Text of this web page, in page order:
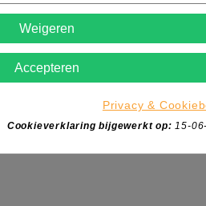
Zaltbommel
20 3053 JV Rotterdam
Weigeren
Accepteren
Privacy &
Cookieverklaring bijgewerkt op: 15-